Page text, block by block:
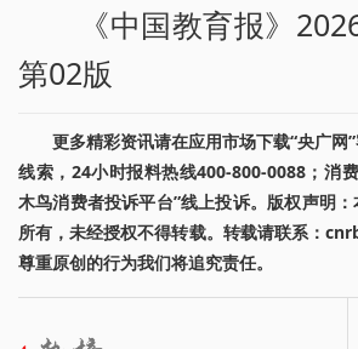
《中国教育报》
第02版
更多精彩资讯请在应用市场下载“央广网
线索，24小时报料热线400-800-0088；消
木鸟消费者投诉平台”线上投诉。版权声明
所有，未经授权不得转载。转载请联系：
尊重原创的行为我们将追究责任。